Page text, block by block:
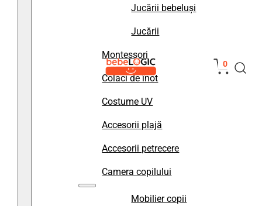
Jucării bebeluși
Jucării
Montessori
Colaci de înot
Costume UV
Accesorii plajă
Accesorii petrecere
Camera copilului
Mobilier copii
0